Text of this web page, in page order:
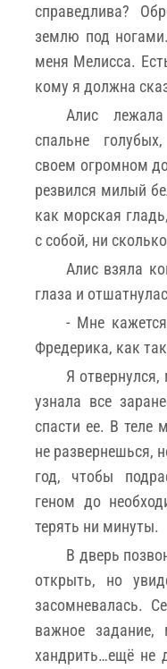
справедлива?
землю под
меня Мелисса.
кому я должна
Алис
спальне
своем огромном
резвился милый
как морская
с собой, ни
Алис взяла
глаза и
- Мне
Фредерика, как
Я
узнала все
спасти ее. В теле
не развернешься,
год, чтобы
геном до
терять ни минуты.
В дверь
открыть, но
засомневалась.
важное
хандрить…ещё не